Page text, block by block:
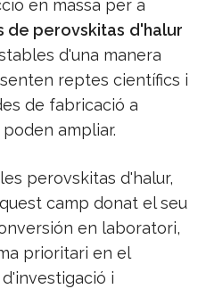
en massa per a
de perovskitas d'halur
d'una manera
reptes científics i
de fabricació a
ampliar.
perovskitas d'halur,
camp donat el seu
en laboratori,
prioritari en el
i